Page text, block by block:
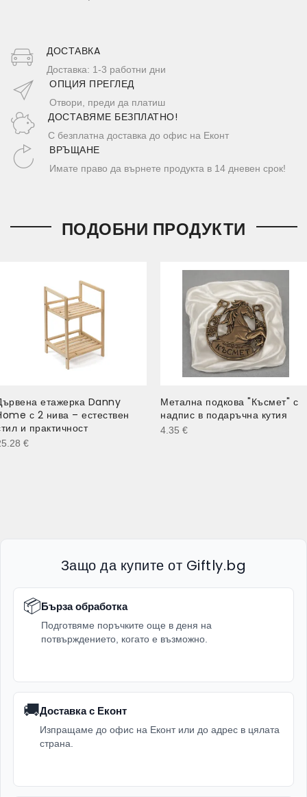
ДОСТАВКA
Доставка: 1-3 работни дни
ОПЦИЯ ПРЕГЛЕД
Отвори, преди да платиш
ДОСТАВЯМЕ БЕЗПЛАТНО!
С безплатна доставка до офис на Еконт
ВРЪЩАНЕ
Имате право да върнете продукта в 14 дневен срок!
ПОДОБНИ ПРОДУКТИ
етажерка Danny
с 2 нива – естествен
и практичност
€
Метална подкова "Късмет" с
надпис в подаръчна кутия
4.35 €
Защо да купите от Giftly.bg
📦Бърза обработка
Подготвяме поръчките още в деня на
потвърждението, когато е възможно.
🚚Доставка с Еконт
Изпращаме до офис на Еконт или до адрес в цялата
страна.